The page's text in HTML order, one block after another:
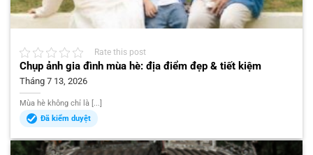
Rate this post
Chụp ảnh gia đình mùa hè: địa điểm đẹp & tiết kiệm
Tháng 7 13, 2026
Mùa hè không chỉ là [...]
Đã kiểm duyệt